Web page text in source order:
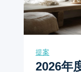
提案
2026年